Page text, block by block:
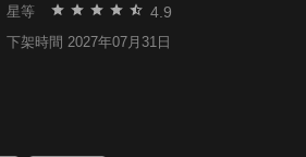
星等 4.9
下架時間 2027年07月31日